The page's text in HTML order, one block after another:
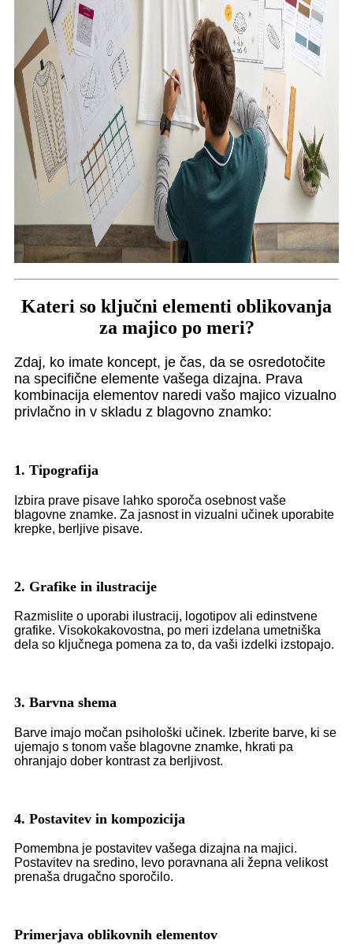
Kateri so ključni elementi oblikovanja
za majico po meri?
Zdaj, ko imate koncept, je čas, da se osredotočite
na specifične elemente vašega dizajna. Prava
kombinacija elementov naredi vašo majico vizualno
privlačno in v skladu z blagovno znamko:
1. Tipografija
Izbira prave pisave lahko sporoča osebnost vaše
blagovne znamke. Za jasnost in vizualni učinek uporabite
krepke, berljive pisave.
2. Grafike in ilustracije
Razmislite o uporabi ilustracij, logotipov ali edinstvene
grafike. Visokokakovostna, po meri izdelana umetniška
dela so ključnega pomena za to, da vaši izdelki izstopajo.
3. Barvna shema
Barve imajo močan psihološki učinek. Izberite barve, ki se
ujemajo s tonom vaše blagovne znamke, hkrati pa
ohranjajo dober kontrast za berljivost.
4. Postavitev in kompozicija
Pomembna je postavitev vašega dizajna na majici.
Postavitev na sredino, levo poravnana ali žepna velikost
prenaša drugačno sporočilo.
Primerjava oblikovnih elementov